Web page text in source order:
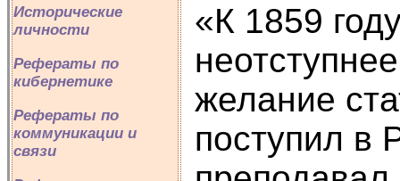
Исторические
личности
Рефераты по
кибернетике
Рефераты по
коммуникации и
связи
«К 1859
желание
поступил в